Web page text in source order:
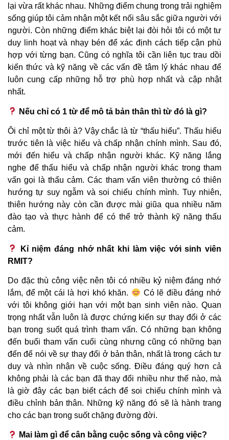
lại vừa rất khác nhau. Những điểm chung trong trải nghiệm
sống giúp tôi cảm nhận một kết nối sâu sắc giữa người với
người. Còn những điểm khác biệt lại đòi hỏi tôi có một tư
duy linh hoạt và nhạy bén để xác định cách tiếp cận phù
hợp với từng bạn. Cũng có nghĩa tôi cần liên tục trau dồi
kiến thức và kỹ năng về các vấn đề tâm lý khác nhau để
luôn cung cấp những hỗ trợ phù hợp nhất và cập nhật
nhất.
Nếu chỉ có 1 từ để mô tả bản thân thì từ đó là gì?
Ôi chỉ một từ thôi à? Vậy chắc là từ “thấu hiểu”. Thấu hiểu
trước tiên là việc hiểu và chấp nhận chính mình. Sau đó,
mới đến hiểu và chấp nhận người khác. Kỹ năng lắng
nghe để thấu hiểu và chấp nhận người khác trong tham
vấn gọi là thấu cảm. Các tham vấn viên thường có thiên
hướng tự suy ngẫm và soi chiếu chính mình. Tuy nhiên,
thiên hướng này còn cần được mài giũa qua nhiều năm
đào tạo và thực hành để có thể trở thành kỹ năng thấu
cảm.
Kỉ niệm đáng nhớ nhất khi làm việc với sinh viên
RMIT?
Do đặc thù công việc nên tôi có nhiều kỷ niệm đáng nhớ
lắm, để một cái là hơi khó khăn.
Có lẽ điều đáng nhớ
với tôi không giới hạn với một bạn sinh viên nào. Quan
trọng nhất vẫn luôn là được chứng kiến sự thay đổi ở các
bạn trong suốt quá trình tham vấn. Có những bạn không
đến buổi tham vấn cuối cùng nhưng cũng có những bạn
đến để nói về sự thay đổi ở bản thân, nhất là trong cách tư
duy và nhìn nhận về cuộc sống. Điều đáng quý hơn cả
không phải là các bạn đã thay đổi nhiều như thế nào, mà
là giờ đây các bạn biết cách để soi chiếu chính mình và
điều chỉnh bản thân. Những kỹ năng đó sẽ là hành trang
cho các bạn trong suốt chặng đường đời.
Mai làm gì để cân bằng cuộc sống và công việc?